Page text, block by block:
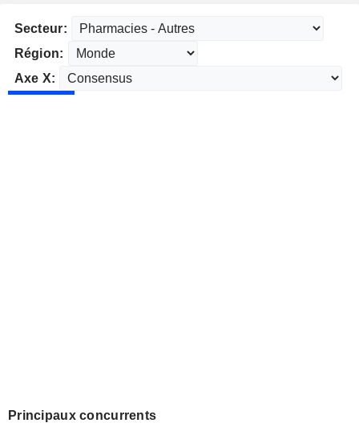
Secteur:
Région:
Axe X:
Principaux concurrents